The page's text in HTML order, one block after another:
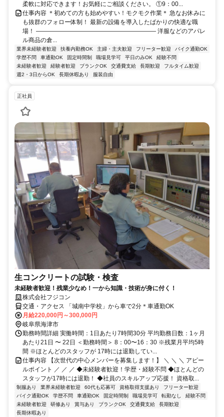
柔軟に対応できます！お気軽にご相談ください。 ①9：00...
仕事内容 ＊初めての方も始めやすい！モクモク作業＊ 急なお休みに
も抜群のフォロー体制！ 最新の設備を導入したばかりの快適な職
場！ ―――――――――――――――――――― 洋服などのアパレ
ル商品の倉...
業界未経験者歓迎 扶養内勤務OK 主婦・主夫歓迎 フリーター歓迎
バイク通勤OK
学歴不問
車通勤OK 固定時間制 職場見学可 平日のみOK
経験不問
未経験者歓迎
経験者歓迎 ブランクOK 交通費支給 長期歓迎
フルタイム歓迎
週2・3日からOK
長期休暇あり 服装自由
正社員
生コンクリートの試験・検査
未経験者歓迎！残業少なめ！一から知識・技術が身に付く！
株式会社フジコン
交通・アクセス 「城南中学校」から車で2分＊車通勤OK
月給220,000円～300,000円
岐阜県海津市
勤務時間詳細 実働時間：1日あたり7時間30分 平均勤務日数：1ヶ月
あたり21日 〜 22日 ＜勤務時間＞ 8：00〜16：30 ※残業月平均5時
間 ※ほとんどのスタッフが 17時には退勤してい...
仕事内容 【次世代の中心メンバーを募集します！】 ＼ ＼ ＼ アピー
ルポイント ／ ／ ／ ◆未経験者歓迎！学歴・経験不問 ◆ほとんどの
スタッフが17時には退勤！ ◆社員のスキルアップ応援！ 資格取...
制服あり 業界未経験者歓迎 60代も応募可 資格取得支援あり
フリーター歓迎
バイク通勤OK
学歴不問 車通勤OK 固定時間制 職場見学可 転勤なし
経験不問
未経験者歓迎
研修あり 賞与あり ブランクOK 交通費支給
長期歓迎
長期休暇あり